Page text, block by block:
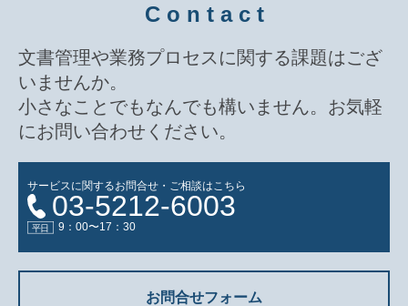
C o n t a c t
文書管理や業務プロセスに関する課題はござ
いませんか。
小さなことでもなんでも構いません。お気軽
にお問い合わせください。
サービスに関するお問合せ・ご相談はこちら
03-5212-6003
9：00〜17：30
お問合せフォーム